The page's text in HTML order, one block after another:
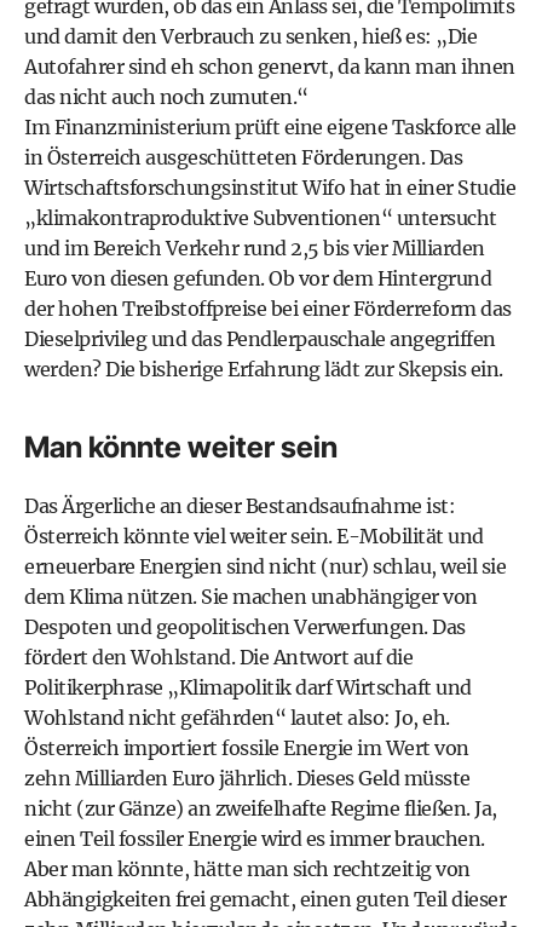
gefragt wurden, ob das ein Anlass sei, die Tempolimits
und damit den Verbrauch zu senken, hieß es: „Die
Autofahrer sind eh schon genervt, da kann man ihnen
das nicht auch noch zumuten.“
Im Finanzministerium prüft eine eigene Taskforce alle
in Österreich ausgeschütteten Förderungen. Das
Wirtschaftsforschungsinstitut Wifo hat in einer Studie
„klimakontraproduktive Subventionen“ untersucht
und im Bereich Verkehr rund 2,5 bis vier Milliarden
Euro von diesen gefunden. Ob vor dem Hintergrund
der hohen Treibstoffpreise bei einer Förderreform das
Dieselprivileg und das Pendlerpauschale angegriffen
werden? Die bisherige Erfahrung lädt zur Skepsis ein.
Man könnte weiter sein
Das Ärgerliche an dieser Bestandsaufnahme ist:
Österreich könnte viel weiter sein. E-Mobilität und
erneuerbare Energien sind nicht (nur) schlau, weil sie
dem Klima nützen. Sie machen unabhängiger von
Despoten und geopolitischen Verwerfungen. Das
fördert den Wohlstand. Die Antwort auf die
Politikerphrase „Klimapolitik darf Wirtschaft und
Wohlstand nicht gefährden“ lautet also: Jo, eh.
Österreich importiert fossile Energie im Wert von
zehn Milliarden Euro jährlich. Dieses Geld müsste
nicht (zur Gänze) an zweifelhafte Regime fließen. Ja,
einen Teil fossiler Energie wird es immer brauchen.
Aber man könnte, hätte man sich rechtzeitig von
Abhängigkeiten frei gemacht, einen guten Teil dieser